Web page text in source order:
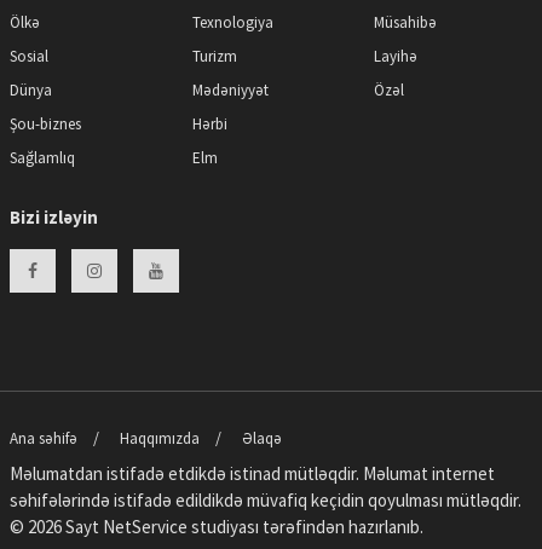
Ölkə
Sosial
Dünya
Şou-biznes
Sağlamlıq
Texnologiya
Turizm
Mədəniyyət
Hərbi
Elm
Müsahibə
Layihə
Özəl
Bizi izləyin
Ana səhifə Haqqımızda Əlaqə
Məlumatdan istifadə etdikdə istinad mütləqdir. Məlumat internet
səhifələrində istifadə edildikdə müvafiq keçidin qoyulması mütləqdir.
© 2026 Sayt NetService studiyası tərəfindən hazırlanıb.